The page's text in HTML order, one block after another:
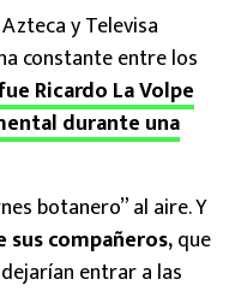
y Televisa
constante entre los
Ricardo La Volpe
durante una
botanero” al aire. Y
compañeros,que
entrar a las